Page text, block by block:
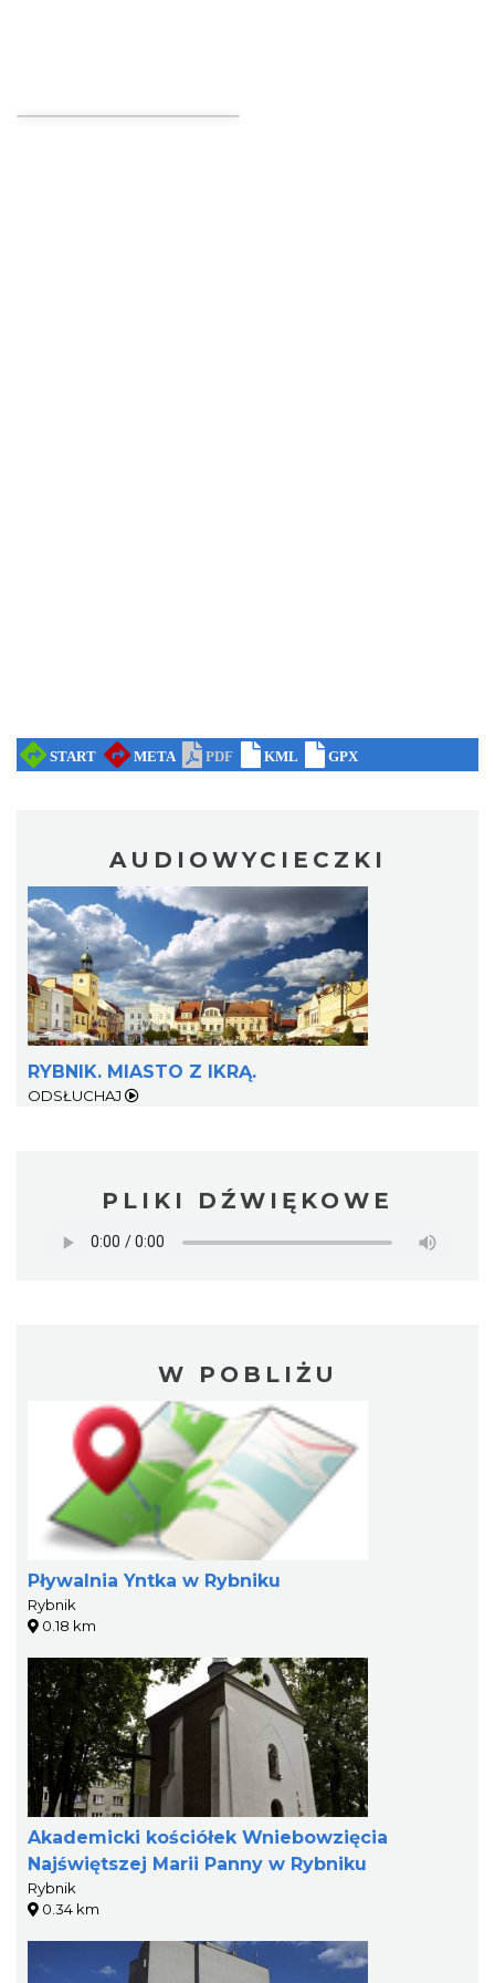
AUDIOWYCIECZKI
RYBNIK. MIASTO Z IKRĄ.
ODSŁUCHAJ
PLIKI DŹWIĘKOWE
W POBLIŻU
Pływalnia Yntka w Rybniku
Rybnik
0.18 km
Akademicki kościółek Wniebowzięcia
Najświętszej Marii Panny w Rybniku
Rybnik
0.34 km